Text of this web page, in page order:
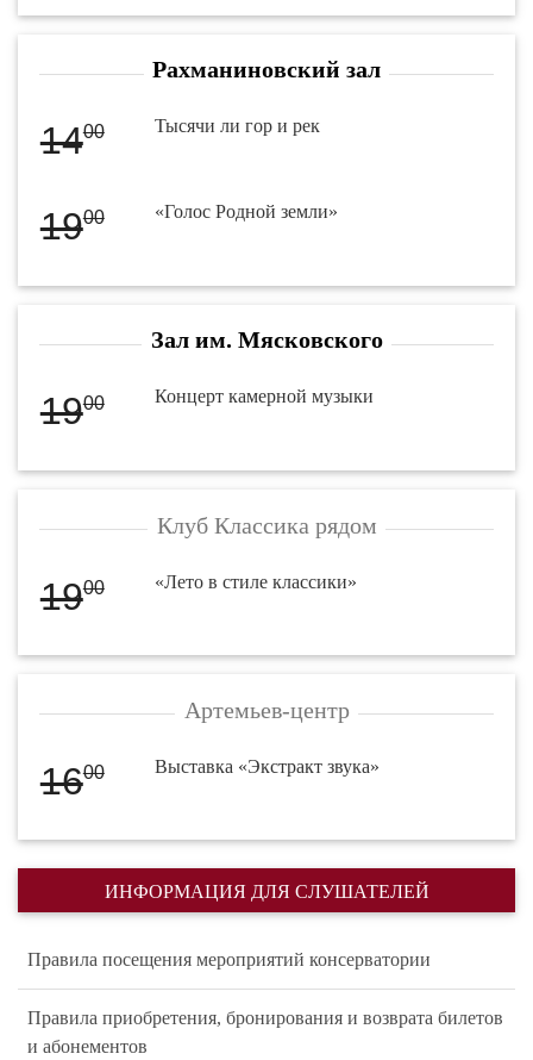
Рахманиновский зал
1400 Тысячи ли гор и рек
1900 «Голос Родной земли»
Зал им. Мясковского
1900 Концерт камерной музыки
Клуб Классика рядом
1900 «Лето в стиле классики»
Артемьев-центр
1600 Выставка «Экстракт звука»
ИНФОРМАЦИЯ ДЛЯ СЛУШАТЕЛЕЙ
Правила посещения мероприятий консерватории
Правила приобретения, бронирования и возврата билетов
и абонементов